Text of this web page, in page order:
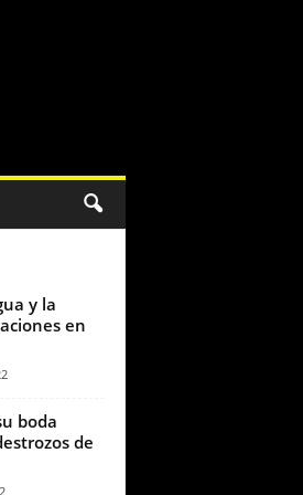
y la
en
boda
de